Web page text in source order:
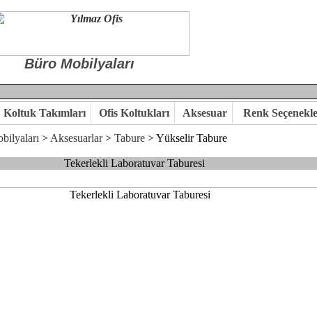
Büro Mobilyaları
kaliteye önem veriyorsanız,ofis mobilya ürünlerimizi incelemenizi
ile hayal ettiğiniz özgün ofis ortamına kavuşabilirsiniz.
karar verelim.Büro Mobilya
Koltuk Takımları Ofis Koltukları Aksesuar Renk
> Aksesuarlar> Tabure > Yükselir Tabure
Tekerlekli Laboratuvar Taburesi